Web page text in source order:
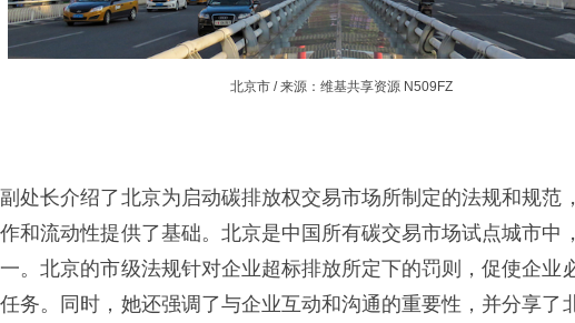
北京市 / 来源：维基共享资源 N509FZ
处长介绍了北京为启动碳排放权交易市场所制定的法规和规范
和流动性提供了基础。北京是中国所有碳交易市场试点城市中
。北京的市级法规针对企业超标排放所定下的罚则，促使企业
务。同时，她还强调了与企业互动和沟通的重要性，并分享了